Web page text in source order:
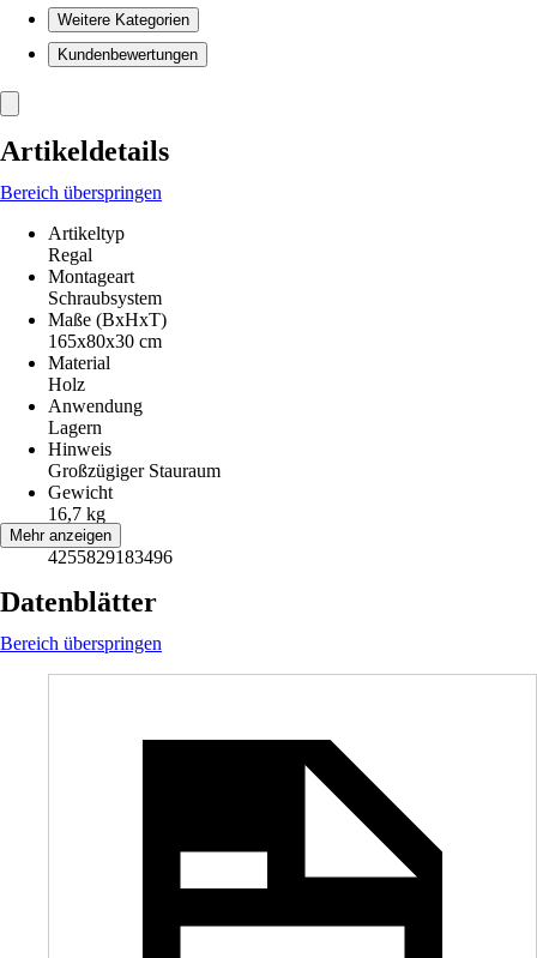
Weitere Kategorien
Kundenbewertungen
Artikeldetails
Bereich überspringen
Artikeltyp
Regal
Montageart
Schraubsystem
Maße (BxHxT)
165x80x30 cm
Material
Holz
Anwendung
Lagern
Hinweis
Großzügiger Stauraum
Gewicht
16,7 kg
EAN
4255829183496
Mehr anzeigen
Datenblätter
Bereich überspringen